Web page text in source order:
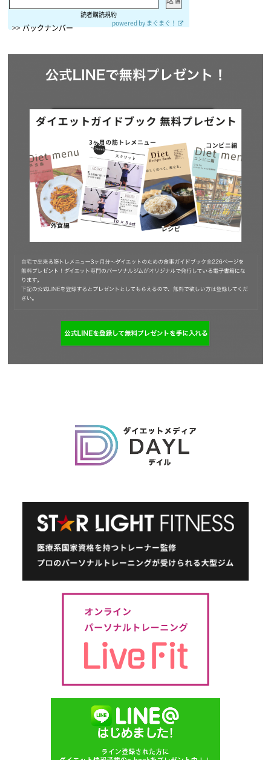
読者購読規約
>>バックナンバー powered by まぐまぐ！